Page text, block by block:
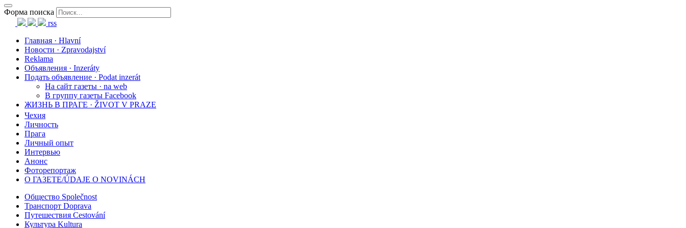
Форма поиска
rss
Главная · Hlavní
Новости · Zpravodajství
Reklama
Объявления · Inzeráty
Подать объявление · Podat inzerát
На сайт газеты · na web
В группу газеты Facebook
ЖИЗНЬ В ПРАГЕ · ŽIVOT V PRAZE
Чехия
Личность
Прага
Личный опыт
Интервью
Анонс
Фоторепортаж
О ГАЗЕТЕ/ÚDAJE O NOVINÁCH
Общество Společnost
Транспорт Doprava
Путешествия Cestování
Культура Kultura